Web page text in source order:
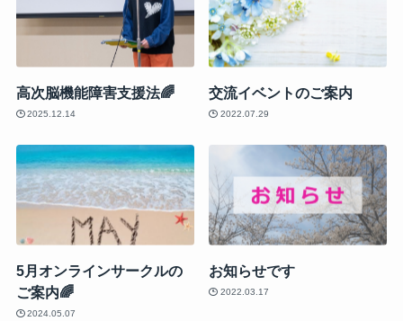
高次脳機能障害支援法🌈
2025.12.14
交流イベントのご案内
2022.07.29
5月オンラインサークルの
ご案内🌈
2024.05.07
お知らせです
2022.03.17